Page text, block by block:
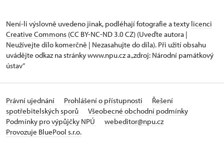
Není-li výslovně uvedeno jinak, podléhají fotografie a texty licenci
Creative Commons (CC BY-NC-ND 3.0 CZ) (Uveďte autora |
Neužívejte dílo komerčně | Nezasahujte do díla). Při užití obsahu
uvádějte odkaz na stránky www.npu.cz a „zdroj: Národní památkový
ústav“
Právní ujednání Prohlášení o přístupnosti
Řešení
spotřebitelských sporů
Všeobecné obchodní podmínky
Podmínky pro výpůjčky NPÚ
webeditor@npu.cz
Provozuje BluePool s.r.o.